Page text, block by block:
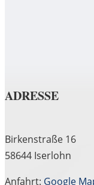
ADRESSE
Birkenstraße 16
58644 Iserlohn
Anfahrt: Google